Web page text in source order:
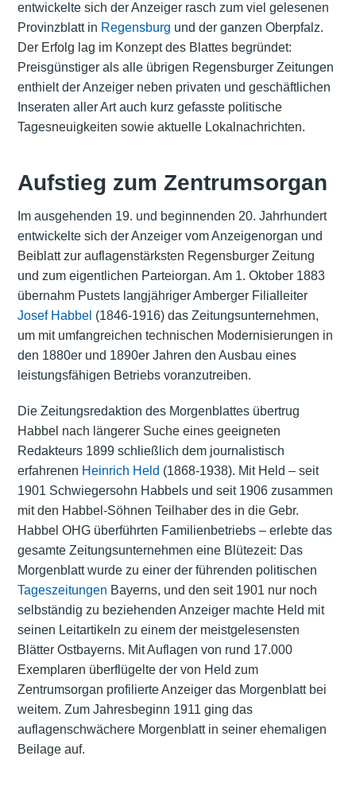
entwickelte sich der Anzeiger rasch zum viel gelesenen
Provinzblatt in Regensburg und der ganzen Oberpfalz.
Der Erfolg lag im Konzept des Blattes begründet:
Preisgünstiger als alle übrigen Regensburger Zeitungen
enthielt der Anzeiger neben privaten und geschäftlichen
Inseraten aller Art auch kurz gefasste politische
Tagesneuigkeiten sowie aktuelle Lokalnachrichten.
Aufstieg zum Zentrumsorgan
Im ausgehenden 19. und beginnenden 20. Jahrhundert
entwickelte sich der Anzeiger vom Anzeigenorgan und
Beiblatt zur auflagenstärksten Regensburger Zeitung
und zum eigentlichen Parteiorgan. Am 1. Oktober 1883
übernahm Pustets langjähriger Amberger Filialleiter
Josef Habbel (1846-1916) das Zeitungsunternehmen,
um mit umfangreichen technischen Modernisierungen in
den 1880er und 1890er Jahren den Ausbau eines
leistungsfähigen Betriebs voranzutreiben.
Die Zeitungsredaktion des Morgenblattes übertrug
Habbel nach längerer Suche eines geeigneten
Redakteurs 1899 schließlich dem journalistisch
erfahrenen Heinrich Held (1868-1938). Mit Held – seit
1901 Schwiegersohn Habbels und seit 1906 zusammen
mit den Habbel-Söhnen Teilhaber des in die Gebr.
Habbel OHG überführten Familienbetriebs – erlebte das
gesamte Zeitungsunternehmen eine Blütezeit: Das
Morgenblatt wurde zu einer der führenden politischen
Tageszeitungen Bayerns, und den seit 1901 nur noch
selbständig zu beziehenden Anzeiger machte Held mit
seinen Leitartikeln zu einem der meistgelesensten
Blätter Ostbayerns. Mit Auflagen von rund 17.000
Exemplaren überflügelte der von Held zum
Zentrumsorgan profilierte Anzeiger das Morgenblatt bei
weitem. Zum Jahresbeginn 1911 ging das
auflagenschwächere Morgenblatt in seiner ehemaligen
Beilage auf.